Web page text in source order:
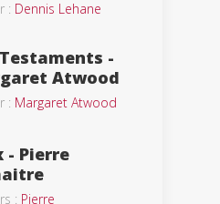
: Dennis Lehane
-
Atwood
: Margaret Atwood
- Pierre
: Pierre